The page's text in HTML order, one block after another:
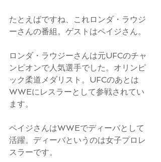
たとえばですね、これロンダ・ラウジ
ーさんの番組。ゲストはペイジさん。
ロンダ・ラウジーさんは元UFCのチャ
ンピオンで人気選手でした。オリンピ
ック柔道メダリスト。UFCのあとは
WWEにレスラーとして参戦されてい
ます。
ペイジさんはWWEでディーバとして
活躍。ディーバというのは女子プロレ
スラーです。